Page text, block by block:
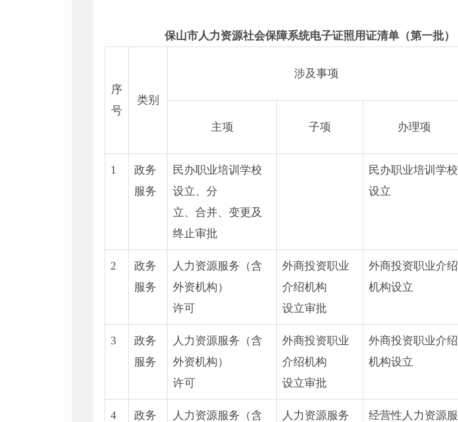
保山市人力资源社会保障系统电子证照用证清单（第一批）
序
号
类别
涉及事项
主项 子项 办理项
1
政务
服务
民办职业培训学校
设立、分
立、合并、变更及
终止审批
民办职业培训学校
设立
2
政务
服务
人力资源服务（含
外资机构）
许可
外商投资职业
介绍机构
设立审批
外商投资职业介绍
机构设立
3
政务
服务
人力资源服务（含
外资机构）
许可
外商投资职业
介绍机构
设立审批
外商投资职业介绍
机构设立
4
政务
人力资源服务（含
人力资源服务
经营性人力资源服